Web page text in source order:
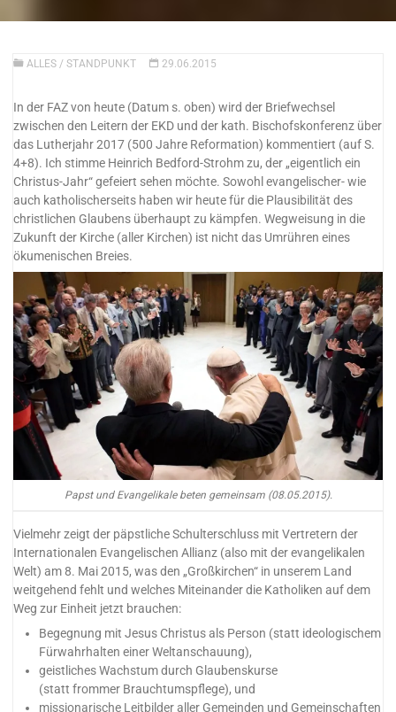
ALLES / STANDPUNKT 29.06.2015
In der FAZ von heute (Datum s. oben) wird der Briefwechsel
zwischen den Leitern der EKD und der kath. Bischofskonferenz über
das Lutherjahr 2017 (500 Jahre Reformation) kommentiert (auf S.
4+8). Ich stimme Heinrich Bedford-Strohm zu, der „eigentlich ein
Christus-Jahr“ gefeiert sehen möchte. Sowohl evangelischer- wie
auch katholischerseits haben wir heute für die Plausibilität des
christlichen Glaubens überhaupt zu kämpfen. Wegweisung in die
Zukunft der Kirche (aller Kirchen) ist nicht das Umrühren eines
ökumenischen Breies.
Papst und Evangelikale beten gemeinsam (08.05.2015).
Vielmehr zeigt der päpstliche Schulterschluss mit Vertretern der
Internationalen Evangelischen Allianz (also mit der evangelikalen
Welt) am 8. Mai 2015, was den „Großkirchen“ in unserem Land
weitgehend fehlt und welches Miteinander die Katholiken auf dem
Weg zur Einheit jetzt brauchen:
Begegnung mit Jesus Christus als Person (statt ideologischem
Fürwahrhalten einer Weltanschauung),
geistliches Wachstum durch Glaubenskurse
(statt frommer Brauchtumspflege), und
missionarische Leitbilder aller Gemeinden und Gemeinschaften